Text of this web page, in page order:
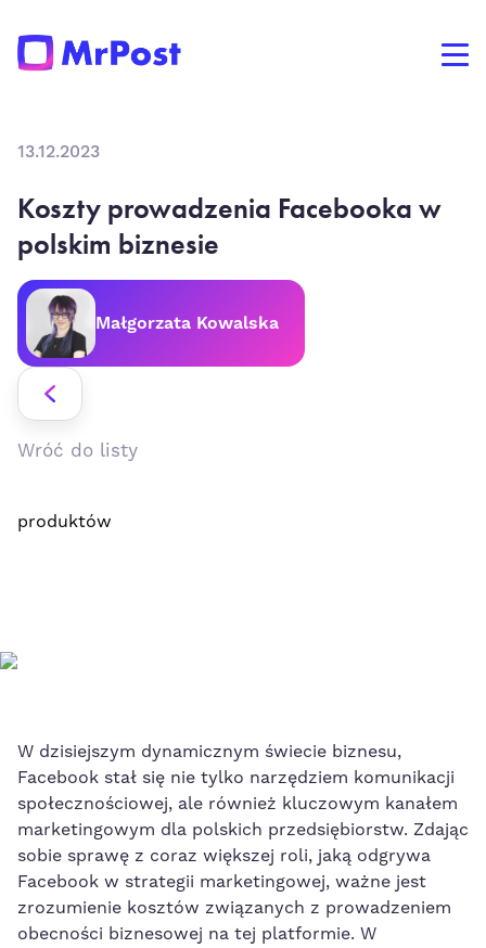
Wróć do listy
produktów
13.12.2023
Koszty prowadzenia Facebooka w
polskim biznesie
Małgorzata Kowalska
W⁤ dzisiejszym dynamicznym świecie‍ biznesu,
Facebook​ stał się nie tylko narzędziem⁣ komunikacji
społecznościowej, ale również kluczowym kanałem
marketingowym dla polskich przedsiębiorstw.⁣ Zdając
sobie sprawę​ z coraz większej roli, jaką odgrywa
Facebook w strategii marketingowej, ważne jest
zrozumienie kosztów związanych z prowadzeniem
obecności biznesowej na ‌tej platformie.⁤ W